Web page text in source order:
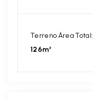
Terreno Área Total:
126m²